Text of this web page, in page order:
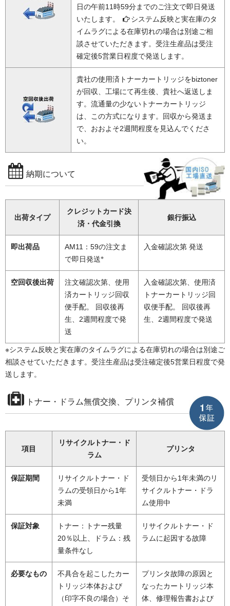
日の午前11時59分までのご注文で即日発送
いたします。
システム反映と実在庫のタ
イムラグによる在庫切れの場合は別途ご相
談させていただきます。受注生産品は受注
確定後5営業日程度で発送します。
貴社の使用済トナーカートリッジをbiztoner
が回収、工場にて再生後、貴社へ返送しま
す。流通量の少ないトナーカートリッジ
は、この方式になります。回収から発送ま
で、おおよそ2週間程度を見込んでくださ
い。
納期について
出荷タイプ
クレジットカード決
済・代金引換
銀行振込
即出荷品
AM11：59の注文ま
で即日発送※
入金確認次第 発送
空回収後出荷
注文確認次第、使用
済カートリッジ回収
便手配。 回収後再
生、2週間程度で発
送
入金確認次第、使用済
トナーカートリッジ回
収便手配。 回収後再
生、2週間程度で発送
※システム反映と実在庫のタイムラグによる在庫切れの場合は別途ご
相談させていただきます。受注生産品は受注確定後5営業日程度で発
送します。
トナー・ドラム無償交換、プリンタ補償
項目
リサイクルトナー・ド
ラム
プリンタ
保証期間
リサイクルトナー・ド
ラムの受領日から1年
未満
受領日から1年未満のリ
サイクルトナー・ドラ
ム使用中
保証対象
トナー：トナー残量
20％以上、ドラム：残
量条件なし
リサイクルトナー・ド
ラムに起因する故障
必要なもの
不具合を起こしたカー
トリッジ本体および
（印字不良の場合）そ
プリンタ故障の原因と
なったカートリッジ本
体、修理報告書および